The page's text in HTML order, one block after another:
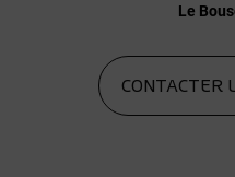
Le
CONTACTER